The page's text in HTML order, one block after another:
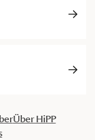
Über HiPP